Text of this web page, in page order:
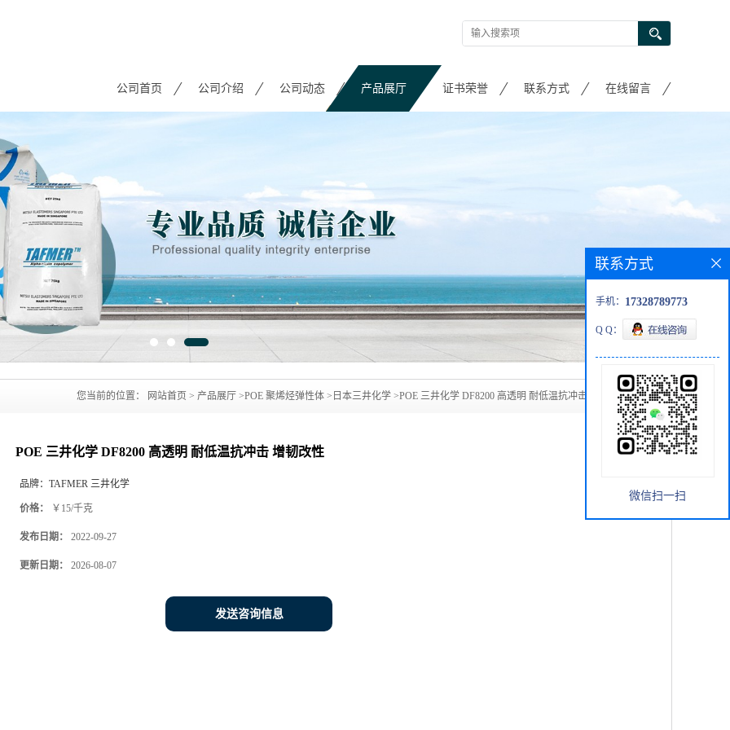
公司首页 公司介绍 公司动态 产品展厅 证书荣誉 联系方式 在线留言
您当前的位置： 网站首页 > 产品展厅 >POE 聚烯烃弹性体 > 日本三井化学 >POE 三井化学 DF8200 高透明 耐低温抗冲击 增韧改性
POE 三井化学 DF8200 高透明 耐低温抗冲击 增韧改性
品牌： TAFMER 三井化学
价格： ￥15/千克
发布日期： 2022-09-27
更新日期： 2026-08-07
发送咨询信息
联系方式
手机： 17328789773
Q Q：
微信扫一扫